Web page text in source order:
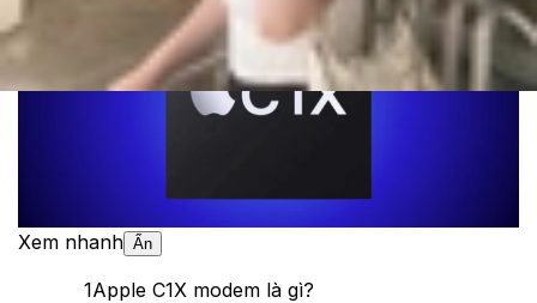
Xem nhanh Ẩn
1Apple C1X modem là gì?